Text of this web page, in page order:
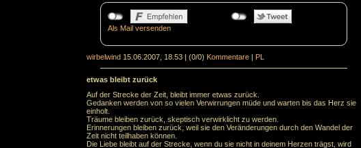
Als Mail versenden
wirbelwind 15.06.2007, 18.53 (0/0) Kommentare PL
etwas bleibt zurück
Auf der Strecke der Zeit, bleibt immer etwas zurück.
Gedanken werden von so vielen Verwirrungen müde und warten bis das Herz sie
einholt.
Träume bleiben zurück, skeptisch verwirklicht zu werden.
Erinnerungen bleiben zurück, weil sie den Veränderungen durch den Wandel der
Zeit nicht teilhaben können.
Die Liebe bleibt auf der Strecke, wenn du sie nicht in deinem Herzen trägst, wird